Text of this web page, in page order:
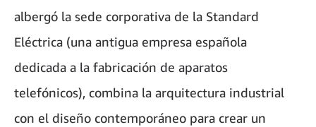
albergó la sede corporativa de la Standard
Eléctrica (una antigua empresa española
dedicada a la fabricación de aparatos
telefónicos), combina la arquitectura industrial
con el diseño contemporáneo para crear un